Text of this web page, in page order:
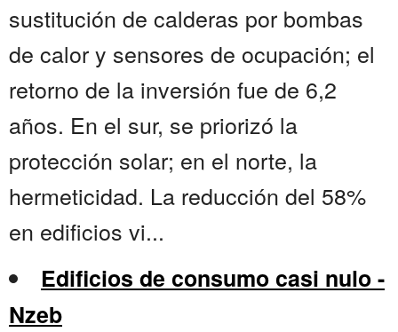
sustitución de calderas por bombas
de calor y sensores de ocupación; el
retorno de la inversión fue de 6,2
años. En el sur, se priorizó la
protección solar; en el norte, la
hermeticidad. La reducción del 58%
en edificios vi...
Edificios de consumo casi nulo -
Nzeb